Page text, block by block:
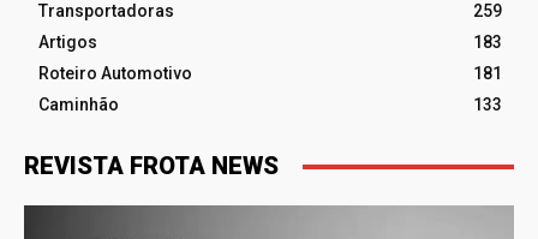
Transportadoras
259
Artigos
183
Roteiro Automotivo
181
Caminhão
133
REVISTA FROTA NEWS